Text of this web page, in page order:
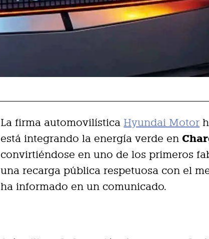
La firma automovilística Hyundai Motor
está integrando la energía verde en
convirtiéndose en uno de los primeros
una recarga pública respetuosa con el
ha informado en un comunicado.